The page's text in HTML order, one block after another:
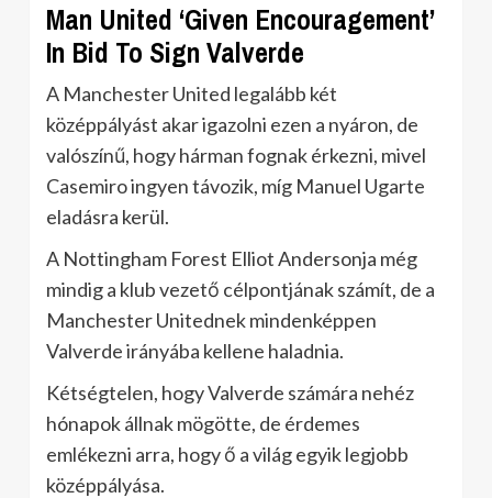
Man United ‘Given Encouragement’
In Bid To Sign Valverde
A Manchester United legalább két
középpályást akar igazolni ezen a nyáron, de
valószínű, hogy hárman fognak érkezni, mivel
Casemiro ingyen távozik, míg Manuel Ugarte
eladásra kerül.
A Nottingham Forest Elliot Andersonja még
mindig a klub vezető célpontjának számít, de a
Manchester Unitednek mindenképpen
Valverde irányába kellene haladnia.
Kétségtelen, hogy Valverde számára nehéz
hónapok állnak mögötte, de érdemes
emlékezni arra, hogy ő a világ egyik legjobb
középpályása.